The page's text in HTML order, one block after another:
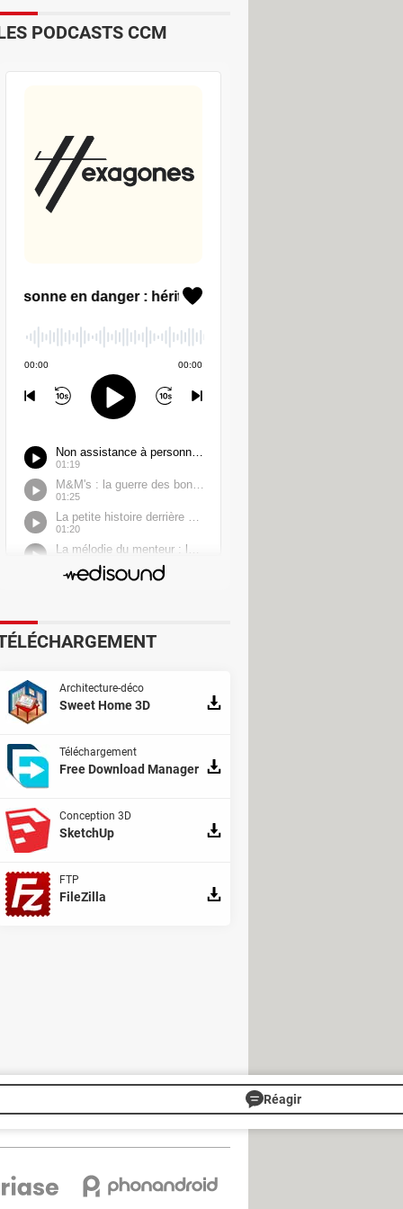
de 15 mètres autour de la
santé par l'Organisation mondiale
en Europe, juste
de 135 euros. Les
leur klaxon pourraient être
visent à améliorer la qualité de
leur généralisation pourrait
comme excessives.
parviennent à réduire
français. Ils viendront ainsi
nos routes plus sûres et plus
Réagir
PODCASTS CCM
Architecture-déco
Sweet Home 3D
Téléchargement
Free Download Manager
Conception 3D
SketchUp
FTP
FileZilla